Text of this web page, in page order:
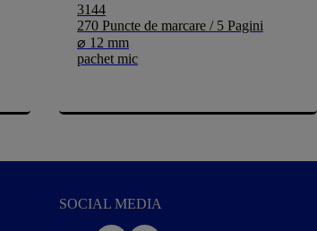
3144
270 Puncte de marcare / 5 Pagini
⌀ 12 mm
pachet mic
SOCIAL MEDIA